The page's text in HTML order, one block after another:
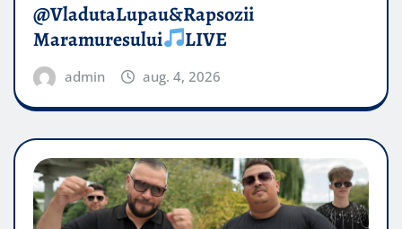
@VladutaLupau&Rapsozii
Maramuresului
LIVE
admin aug. 4, 2026